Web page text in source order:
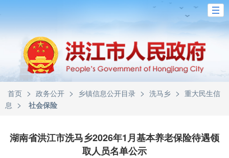
首页 > 政务公开 > 乡镇信息公开目录 > 洗马乡 > 重大民生信
息 > 社会保险
湖南省洪江市洗马乡2026年1月基本养老保险待遇领
取人员名单公示